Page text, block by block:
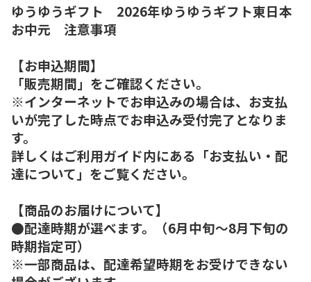
ゆうゆうギフト 2026年ゆうゆうギフト東日本
お中元 注意事項
【お申込期間】
「販売期間」をご確認ください。
※インターネットでお申込みの場合は、お支払
いが完了した時点でお申込み受付完了となりま
す。
詳しくはご利用ガイド内にある「お支払い・配
達について」をご覧ください。
【商品のお届けについて】
●配達時期が選べます。（6月中旬～8月下旬の
時期指定可）
※一部商品は、配達希望時期をお受けできない